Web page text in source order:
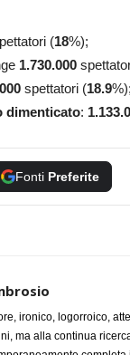
(18%);
1.730.000
spettatori (18.9%);
dimenticato:
Fonti Preferite
ironico, logorroico,
ma alla continua